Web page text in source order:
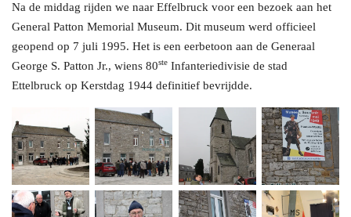
Na de middag rijden we naar Effelbruck voor een bezoek aan het
General Patton Memorial Museum. Dit museum werd officieel
geopend op 7 juli 1995. Het is een eerbetoon aan de Generaal
George S. Patton Jr., wiens 80ste Infanteriedivisie de stad
Ettelbruck op Kerstdag 1944 definitief bevrijdde.